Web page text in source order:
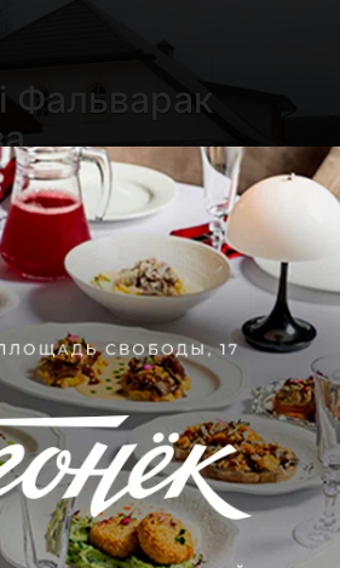
Фальварак
р-н д. Каролино
с историческим колоритом
и другими уникальными
двор
обл. г. п. Мир ул.
в «Княжеском Дворе»